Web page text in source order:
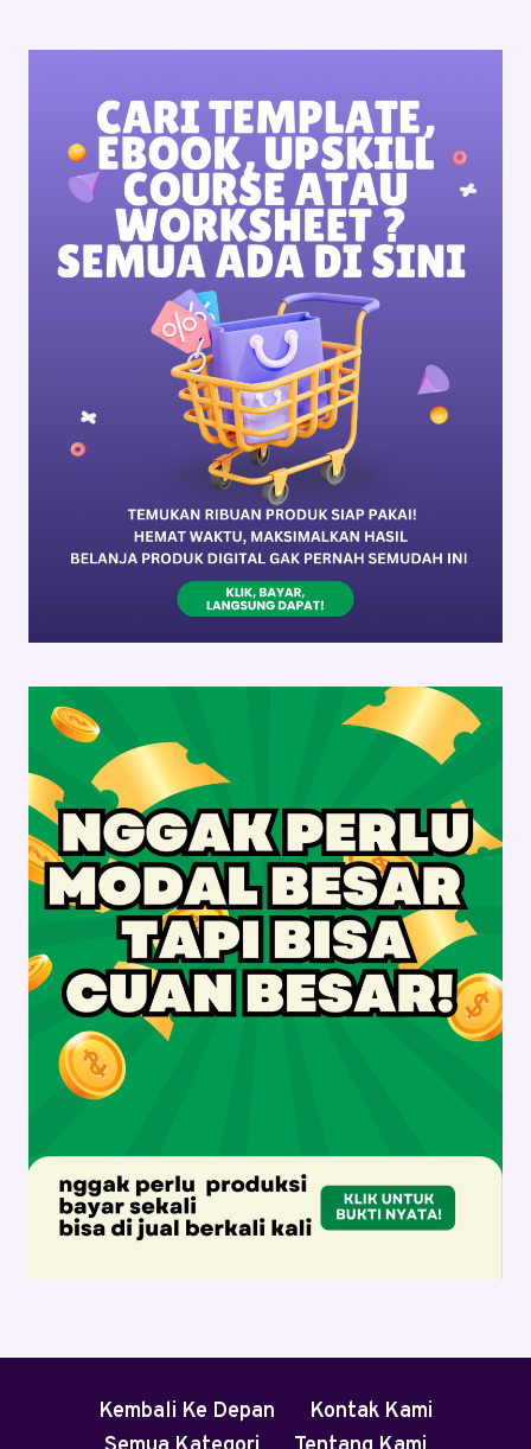
Kembali Ke Depan
Kontak Kami